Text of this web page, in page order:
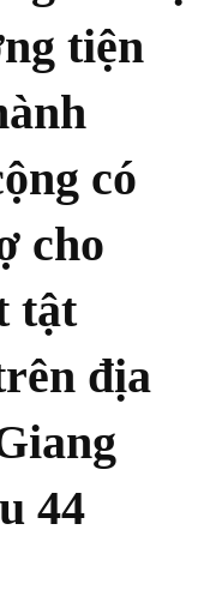
tiện
có
cho
tật
địa
44